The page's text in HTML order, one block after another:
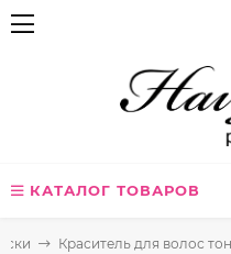
КАТАЛОГ ТОВАРОВ
Краситель для волос